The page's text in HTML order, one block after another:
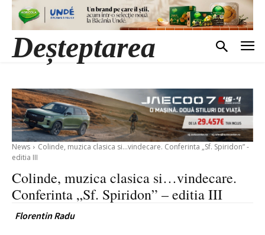
Deșteptarea
News
Colinde, muzica clasica si…vindecare. Conferinta „Sf. Spiridon” -
editia III
Colinde, muzica clasica si…vindecare.
Conferinta „Sf. Spiridon” – editia III
Florentin Radu